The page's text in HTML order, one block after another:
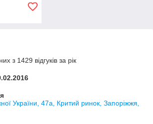
з 1429 відгуків за рік
України, 47а, Критий ринок, Запоріжжя,